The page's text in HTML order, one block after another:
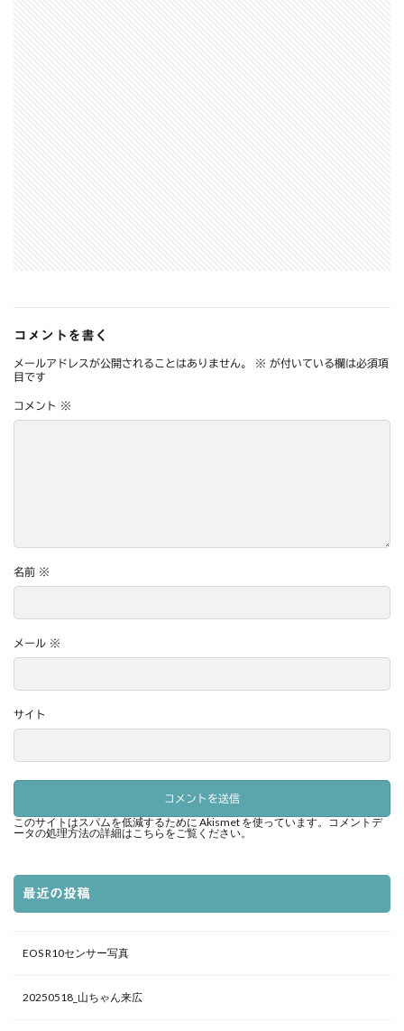
コメントを書く
メールアドレスが公開されることはありません。 ※ が付いている欄は必須項
目です
コメント ※
名前 ※
メール ※
サイト
このサイトはスパムを低減するために Akismet を使っています。コメントデ
ータの処理方法の詳細はこちらをご覧ください。
最近の投稿
EOS R10センサー写真
20250518_山ちゃん来広